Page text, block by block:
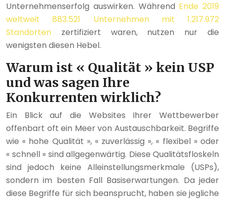
Unternehmenserfolg auswirken. Während Ende 2019
weltweit 883.521 Unternehmen mit 1.217.972
Standorten zertifiziert waren, nutzen nur die
wenigsten diesen Hebel.
Warum ist « Qualität » kein USP
und was sagen Ihre
Konkurrenten wirklich?
Ein Blick auf die Websites Ihrer Wettbewerber
offenbart oft ein Meer von Austauschbarkeit. Begriffe
wie « hohe Qualität », « zuverlässig », « flexibel » oder
« schnell » sind allgegenwärtig. Diese Qualitätsfloskeln
sind jedoch keine Alleinstellungsmerkmale (USPs),
sondern im besten Fall Basiserwartungen. Da jeder
diese Begriffe für sich beansprucht, haben sie jegliche